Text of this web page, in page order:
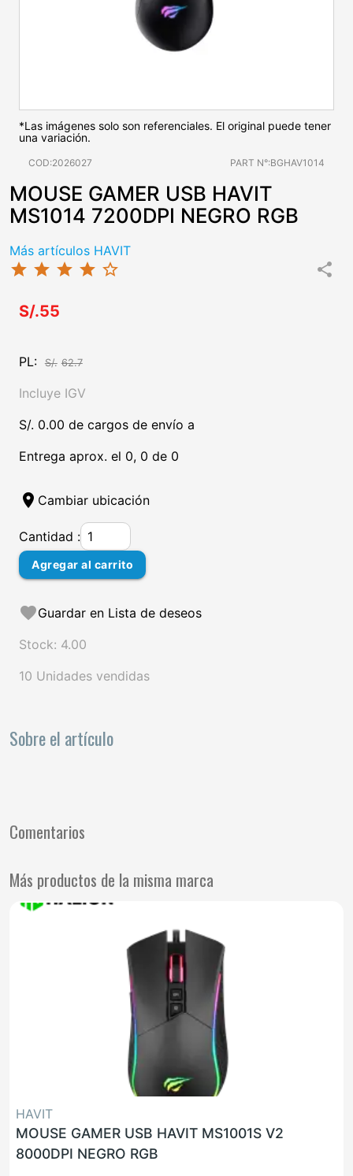
*Las imágenes solo son referenciales. El original puede tener
una variación.
COD:2026027 PART N°:BGHAV1014
MOUSE GAMER USB HAVIT
MS1014 7200DPI NEGRO RGB
Más artículos HAVIT
star star star star star_border share
S/.55
PL: S/. 62.7
Incluye IGV
S/. 0.00 de cargos de envío a
Entrega aprox. el 0, 0 de 0
location_on Cambiar ubicación
Cantidad :
Agregar al carrito
favoriteGuardar en Lista de deseos
Stock: 4.00
10 Unidades vendidas
Sobre el artículo
Comentarios
Más productos de la misma marca
HAVIT
MOUSE GAMER USB HAVIT MS1001S V2
8000DPI NEGRO RGB